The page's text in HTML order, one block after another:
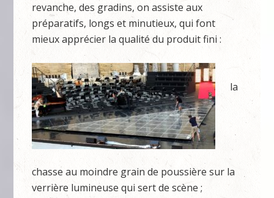
revanche, des gradins, on assiste aux
préparatifs, longs et minutieux, qui font
mieux apprécier la qualité du produit fini :
la
chasse au moindre grain de poussière sur la
verrière lumineuse qui sert de scène ;